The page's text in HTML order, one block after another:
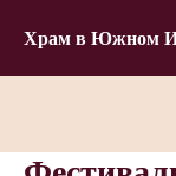
Храм в Южном